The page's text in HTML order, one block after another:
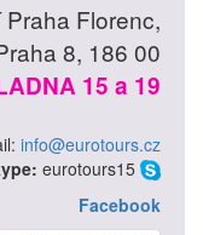
Florenc,
8, 186 00
15 a 19
info@eurotours.cz
eurotours15
Facebook